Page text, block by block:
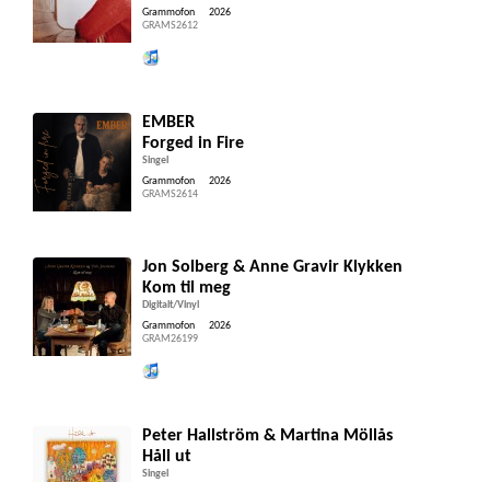
Grammofon
GRAMS2612
2026
EMBER
Forged in Fire
Singel
Grammofon
GRAMS2614
2026
Jon Solberg & Anne Gravir Klykken
Kom til meg
Digitalt/Vinyl
Grammofon
GRAM26199
2026
Peter Hallström & Martina Möllås
Håll ut
Singel